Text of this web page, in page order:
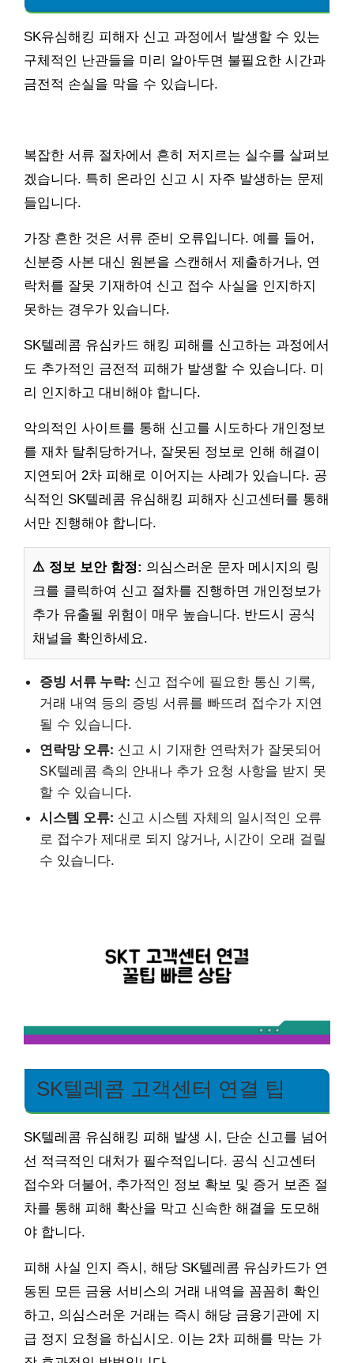
SK유심해킹 피해자 신고 과정에서 발생할 수 있는
구체적인 난관들을 미리 알아두면 불필요한 시간과
금전적 손실을 막을 수 있습니다.
복잡한 서류 절차에서 흔히 저지르는 실수를 살펴보
겠습니다. 특히 온라인 신고 시 자주 발생하는 문제
들입니다.
가장 흔한 것은 서류 준비 오류입니다. 예를 들어,
신분증 사본 대신 원본을 스캔해서 제출하거나, 연
락처를 잘못 기재하여 신고 접수 사실을 인지하지
못하는 경우가 있습니다.
SK텔레콤 유심카드 해킹 피해를 신고하는 과정에서
도 추가적인 금전적 피해가 발생할 수 있습니다. 미
리 인지하고 대비해야 합니다.
악의적인 사이트를 통해 신고를 시도하다 개인정보
를 재차 탈취당하거나, 잘못된 정보로 인해 해결이
지연되어 2차 피해로 이어지는 사례가 있습니다. 공
식적인 SK텔레콤 유심해킹 피해자 신고센터를 통해
서만 진행해야 합니다.
⚠️ 정보 보안 함정: 의심스러운 문자 메시지의 링
크를 클릭하여 신고 절차를 진행하면 개인정보가
추가 유출될 위험이 매우 높습니다. 반드시 공식
채널을 확인하세요.
증빙 서류 누락: 신고 접수에 필요한 통신 기록,
거래 내역 등의 증빙 서류를 빠뜨려 접수가 지연
될 수 있습니다.
연락망 오류: 신고 시 기재한 연락처가 잘못되어
SK텔레콤 측의 안내나 추가 요청 사항을 받지 못
할 수 있습니다.
시스템 오류: 신고 시스템 자체의 일시적인 오류
로 접수가 제대로 되지 않거나, 시간이 오래 걸릴
수 있습니다.
SK텔레콤 고객센터 연결 팁
SK텔레콤 유심해킹 피해 발생 시, 단순 신고를 넘어
선 적극적인 대처가 필수적입니다. 공식 신고센터
접수와 더불어, 추가적인 정보 확보 및 증거 보존 절
차를 통해 피해 확산을 막고 신속한 해결을 도모해
야 합니다.
피해 사실 인지 즉시, 해당 SK텔레콤 유심카드가 연
동된 모든 금융 서비스의 거래 내역을 꼼꼼히 확인
하고, 의심스러운 거래는 즉시 해당 금융기관에 지
급 정지 요청을 하십시오. 이는 2차 피해를 막는 가